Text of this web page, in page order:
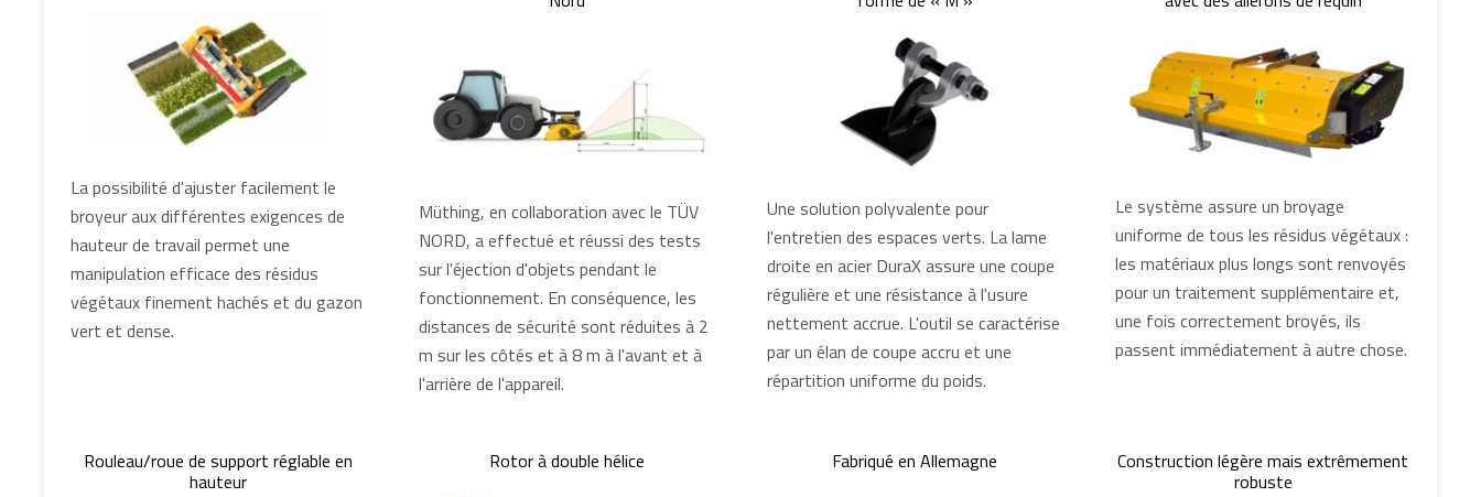
La possibilité d'ajuster facilement le
broyeur aux différentes exigences de
hauteur de travail permet une
manipulation efficace des résidus
végétaux finement hachés et du gazon
vert et dense.
Müthing, en collaboration avec le TÜV
NORD, a effectué et réussi des tests
sur l'éjection d'objets pendant le
fonctionnement. En conséquence, les
distances de sécurité sont réduites à 2
m sur les côtés et à 8 m à l'avant et à
l'arrière de l'appareil.
Une solution polyvalente pour
l'entretien des espaces verts. La lame
droite en acier DuraX assure une coupe
régulière et une résistance à l'usure
nettement accrue. L'outil se caractérise
par un élan de coupe accru et une
répartition uniforme du poids.
Le système assure un broyage
uniforme de tous les résidus végétaux :
les matériaux plus longs sont renvoyés
pour un traitement supplémentaire et,
une fois correctement broyés, ils
passent immédiatement à autre chose.
Rouleau/roue de support réglable en
hauteur
Rotor à double hélice Fabriqué en Allemagne Construction légère mais extrêmement
robuste